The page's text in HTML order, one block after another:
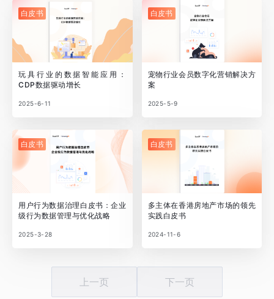
白皮书
玩具行业的数据智能应用：
CDP数据驱动增长
2025-6-11
白皮书
宠物行业会员数字化营销解决方
案
2025-5-9
白皮书
用户行为数据治理白皮书：企业
级行为数据管理与优化战略
2025-3-28
白皮书
多主体在香港房地产市场的领先
实践白皮书
2024-11-6
上一页 下一页